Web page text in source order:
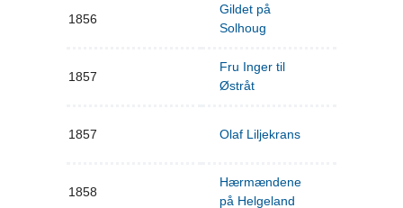
1856
Gildet på
Solhoug
1857
Fru Inger til
Østråt
1857 Olaf Liljekrans
1858
Hærmændene
på Helgeland